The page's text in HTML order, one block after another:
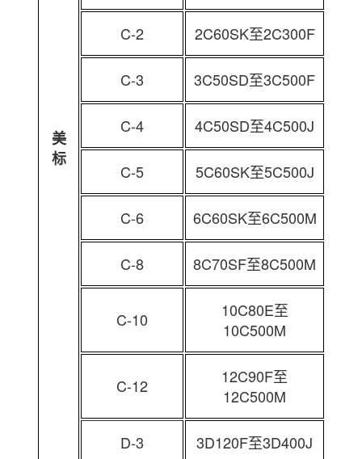
美
标
C-2 2C60SK至2C300F
C-3 3C50SD至3C500F
C-4 4C50SD至4C500J
C-5 5C60SK至5C500J
C-6 6C60SK至6C500M
C-8 8C70SF至8C500M
C-10
10C80E至
10C500M
C-12
12C90F至
12C500M
D-3 3D120F至3D400J